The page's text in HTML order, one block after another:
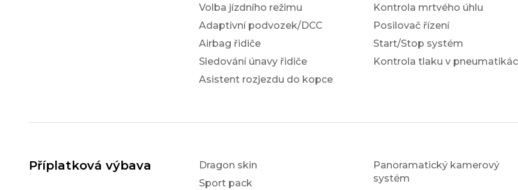
Volba jízdního režimu
Adaptivní podvozek/DCC
Airbag řidiče
Sledování únavy řidiče
Asistent rozjezdu do kopce
Kontrola mrtvého úhlu
Posilovač řízení
Start/Stop systém
Kontrola tlaku v
Příplatková výbava
Dragon skin
Sport pack
Panoramatický kamerový
systém